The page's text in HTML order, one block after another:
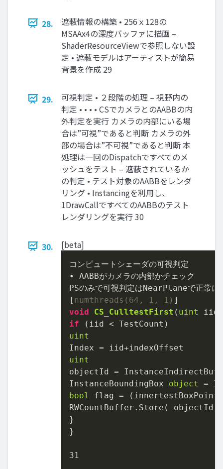
28.
遮蔽情報の構築 • 256ｘ128の
MSAAx4の深度バッファに描画 –
ShaderResourceViewで参照しない設
定 • 遮蔽モデルはアーティストが簡易
背景を作成 29
29.
可視判定 • ２段階の処理 – 視野内の
判定 • • • • CSでカメラとのAABBの内
外判定を実行 カメラの内部にいる場
合は”可視”であると判断 カメラの外
部の場合は”不可視”であると判断 本
処理は一回のDispatchですべてのメ
ッシュをテスト – 遮蔽されているか
の判定 • テスト対象のAABBをレンダ
リング • Instancingを利用し、
1DrawCallですべてのAABBのテスト
レンダリングを実行 30
30. [beta]
コンピュートシェーダの可視判定
• AABBがカメラの内部かチェック
PSのみで可視判定はNearPlaneで正常に
[ numthreads(64, 1, 1)
void
CS_CulltestFirst ( uint
iid :
if
uint
uint
objectId =
InstanceBoundingBox object
bool
flag = (innertestBoxPoint(
RWCountBuffer.Store( objectId
}
}
31